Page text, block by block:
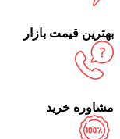
بهترین قیمت بازار
مشاوره خرید